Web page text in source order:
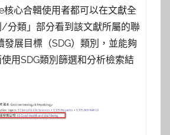
心合輯使用者都可以在文獻全
分類」部分看到該文獻所屬的聯
發展目標（SDG）類別，並能夠
用SDG類別篩選和分析檢索結